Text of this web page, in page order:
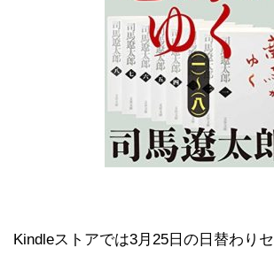
Kindleストアでは3月25日の日替わり